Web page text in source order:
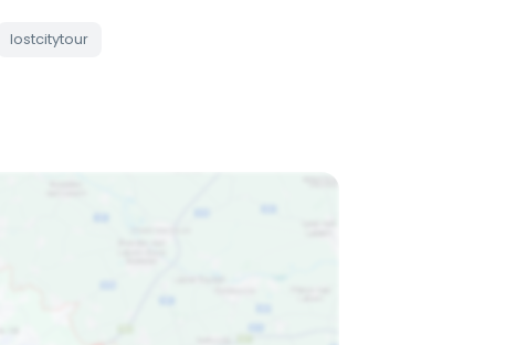
lostcitytour